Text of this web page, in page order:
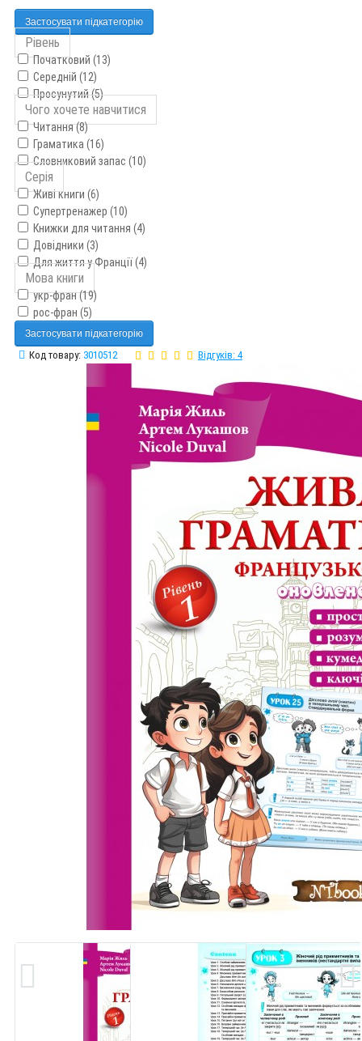
Застосувати підкатегорію
Рівень
Початковий (13)
Середній (12)
Просунутий (5)
Чого хочете навчитися
Читання (8)
Граматика (16)
Словниковий запас (10)
Серія
Живі книги (6)
Супертренажер (10)
Книжки для читання (4)
Довідники (3)
Для життя у Франції (4)
Мова книги
укр-фран (19)
рос-фран (5)
Застосувати підкатегорію
Код товару: 3010512 Відгуків: 4